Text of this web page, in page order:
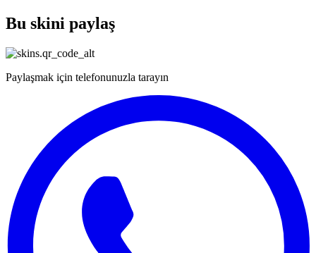
Bu skini paylaş
Paylaşmak için telefonunuzla tarayın